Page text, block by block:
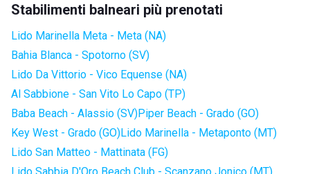
Stabilimenti balneari più prenotati
Lido Marinella Meta - Meta (NA)
Bahia Blanca - Spotorno (SV)
Lido Da Vittorio - Vico Equense (NA)
Al Sabbione - San Vito Lo Capo (TP)
Baba Beach - Alassio (SV)Piper Beach - Grado (GO)
Key West - Grado (GO)Lido Marinella - Metaponto (MT)
Lido San Matteo - Mattinata (FG)